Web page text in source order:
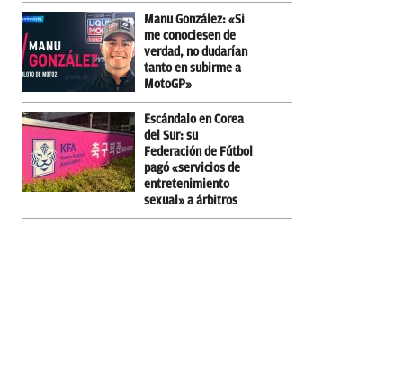
Manu González: «Si
me conociesen de
verdad, no dudarían
tanto en subirme a
MotoGP»
Escándalo en Corea
del Sur: su
Federación de Fútbol
pagó «servicios de
entretenimiento
sexual» a árbitros